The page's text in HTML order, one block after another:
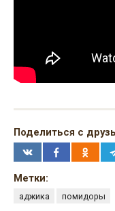
Поделиться с
Метки:
аджика помидоры